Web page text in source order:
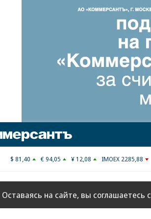
$ 81,40 € 94,05 ¥ 12,08 IMOEX 2285,88
Оставаясь на сайте, вы соглашаетесь с